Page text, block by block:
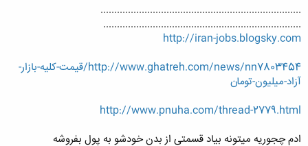
و
ض
ع
.........................................................................
........................................................................
http://iran-jobs.blogsky.com
http://www.ghatreh.com/news/nn7803454/قیمت-کلیه-بازار-
آزاد-میلیون-تومان
http://www.pnuha.com/thread-2779.html
ادم چجوریه میتونه بیاد قسمتی از بدن خودشو به پول بفروشه